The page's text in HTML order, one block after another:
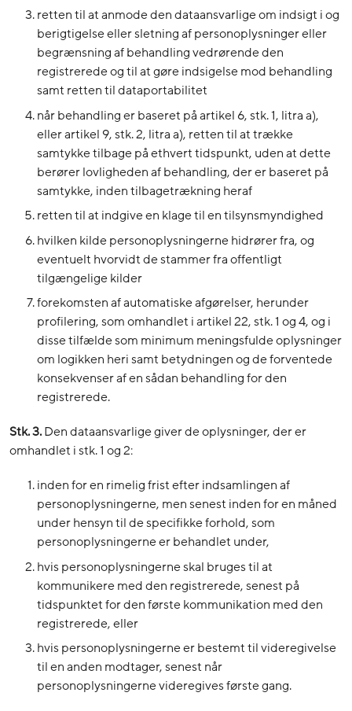
retten til at anmode den dataansvarlige om indsigt i og
berigtigelse eller sletning af personoplysninger eller
begrænsning af behandling vedrørende den
registrerede og til at gøre indsigelse mod behandling
samt retten til dataportabilitet
når behandling er baseret på artikel 6, stk. 1, litra a),
eller artikel 9, stk. 2, litra a), retten til at trække
samtykke tilbage på ethvert tidspunkt, uden at dette
berører lovligheden af behandling, der er baseret på
samtykke, inden tilbagetrækning heraf
retten til at indgive en klage til en tilsynsmyndighed
hvilken kilde personoplysningerne hidrører fra, og
eventuelt hvorvidt de stammer fra offentligt
tilgængelige kilder
forekomsten af automatiske afgørelser, herunder
profilering, som omhandlet i artikel 22, stk. 1 og 4, og i
disse tilfælde som minimum meningsfulde oplysninger
om logikken heri samt betydningen og de forventede
konsekvenser af en sådan behandling for den
registrerede.
Stk. 3.Den dataansvarlige giver de oplysninger, der er
omhandlet i stk. 1 og 2:
inden for en rimelig frist efter indsamlingen af
personoplysningerne, men senest inden for en måned
under hensyn til de specifikke forhold, som
personoplysningerne er behandlet under,
hvis personoplysningerne skal bruges til at
kommunikere med den registrerede, senest på
tidspunktet for den første kommunikation med den
registrerede, eller
hvis personoplysningerne er bestemt til videregivelse
til en anden modtager, senest når
personoplysningerne videregives første gang.